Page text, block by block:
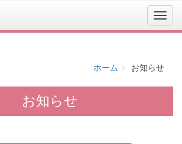
ホーム お知らせ
お知らせ